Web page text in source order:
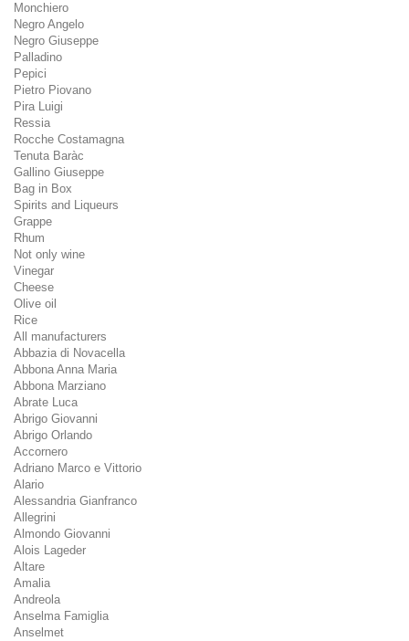
Monchiero
Negro Angelo
Negro Giuseppe
Palladino
Pepici
Pietro Piovano
Pira Luigi
Ressia
Rocche Costamagna
Tenuta Baràc
Gallino Giuseppe
Bag in Box
Spirits and Liqueurs
Grappe
Rhum
Not only wine
Vinegar
Cheese
Olive oil
Rice
All manufacturers
Abbazia di Novacella
Abbona Anna Maria
Abbona Marziano
Abrate Luca
Abrigo Giovanni
Abrigo Orlando
Accornero
Adriano Marco e Vittorio
Alario
Alessandria Gianfranco
Allegrini
Almondo Giovanni
Alois Lageder
Altare
Amalia
Andreola
Anselma Famiglia
Anselmet